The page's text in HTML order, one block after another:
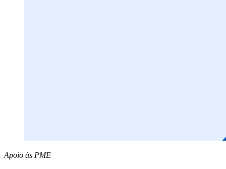
Apoio às PME